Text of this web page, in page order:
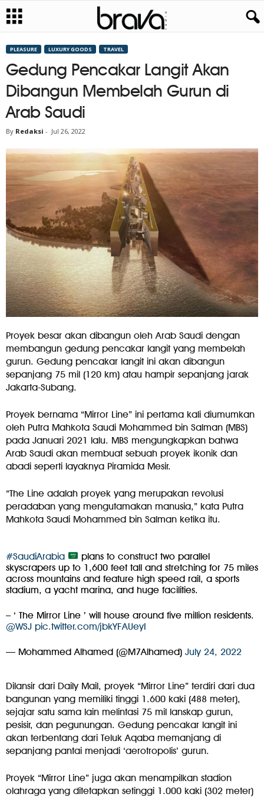
PLEASURE LUXURY GOODS TRAVEL
Gedung Pencakar Langit Akan
Dibangun Membelah Gurun di
Arab Saudi
By Redaksi - Jul 26, 2022
Proyek besar akan dibangun oleh Arab Saudi dengan
membangun gedung pencakar langit yang membelah
gurun. Gedung pencakar langit ini akan dibangun
sepanjang 75 mil (120 km) atau hampir sepanjang jarak
Jakarta-Subang.
Proyek bernama “Mirror Line” ini pertama kali diumumkan
oleh Putra Mahkota Saudi Mohammed bin Salman (MBS)
pada Januari 2021 lalu. MBS mengungkapkan bahwa
Arab Saudi akan membuat sebuah proyek ikonik dan
abadi seperti layaknya Piramida Mesir.
“The Line adalah proyek yang merupakan revolusi
peradaban yang mengutamakan manusia,” kata Putra
Mahkota Saudi Mohammed bin Salman ketika itu.
#SaudiArabia
plans to construct two parallel
skyscrapers up to 1,600 feet tall and stretching for 75 miles
across mountains and feature high speed rail, a sports
stadium, a yacht marina, and huge facilities.
– ‘ The Mirror Line ’ will house around five million residents.
@WSJ pic.twitter.com/jbkYFAUeyI
— Mohammed Alhamed (@M7Alhamed) July 24, 2022
Dilansir dari Daily Mail, proyek “Mirror Line” terdiri dari dua
bangunan yang memiliki tinggi 1.600 kaki (488 meter),
sejajar satu sama lain melintasi 75 mil lanskap gurun,
pesisir, dan pegunungan. Gedung pencakar langit ini
akan terbentang dari Teluk Aqaba memanjang di
sepanjang pantai menjadi ‘aerotropolis’ gurun.
Proyek “Mirror Line” juga akan menampilkan stadion
olahraga yang ditetapkan setinggi 1.000 kaki (302 meter)